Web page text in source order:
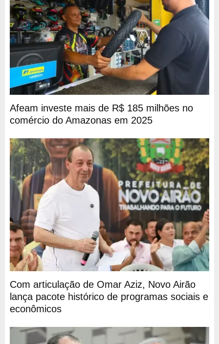
Afeam investe mais de R$ 185 milhões no
comércio do Amazonas em 2025
Com articulação de Omar Aziz, Novo Airão
lança pacote histórico de programas sociais e
econômicos